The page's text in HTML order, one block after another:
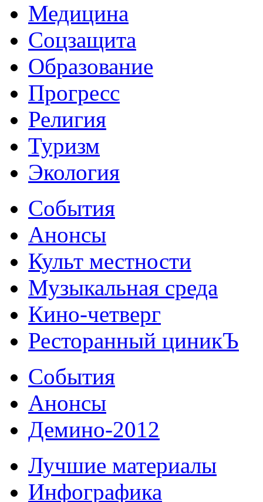
Медицина
Соцзащита
Образование
Прогресс
Религия
Туризм
Экология
События
Анонсы
Культ местности
Музыкальная среда
Кино-четверг
Ресторанный циникЪ
События
Анонсы
Демино-2012
Лучшие материалы
Инфографика